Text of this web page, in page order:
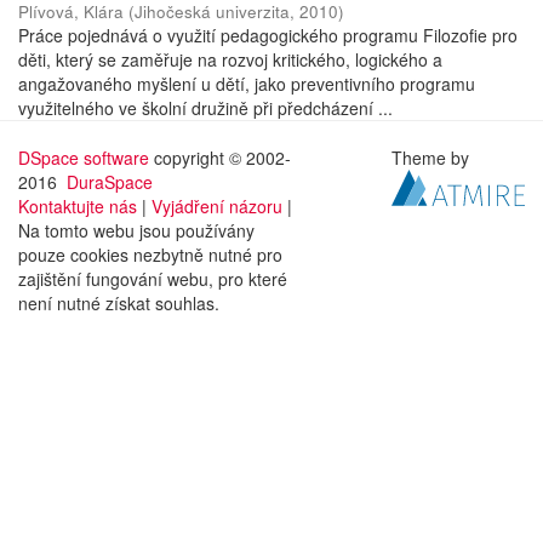
Plívová, Klára (Jihočeská univerzita, 2010)
Práce pojednává o využití pedagogického programu Filozofie pro
děti, který se zaměřuje na rozvoj kritického, logického a
angažovaného myšlení u dětí, jako preventivního programu
využitelného ve školní družině při předcházení ...
DSpace software copyright © 2002-
2016 DuraSpace
Kontaktujte nás | Vyjádření názoru |
Na tomto webu jsou používány
pouze cookies nezbytně nutné pro
zajištění fungování webu, pro které
není nutné získat souhlas.
Theme by